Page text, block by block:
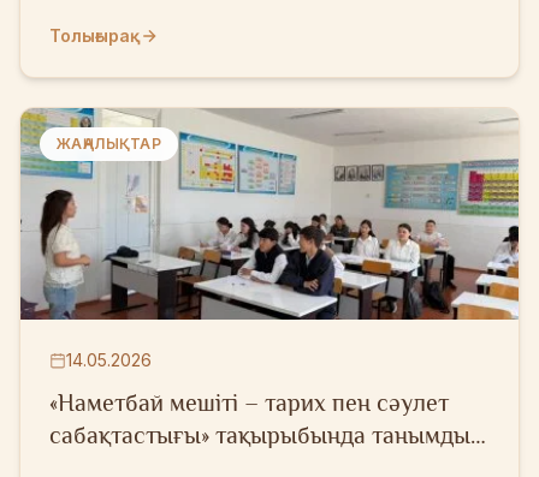
Толығырақ
ЖАҢАЛЫҚТАР
14.05.2026
«Наметбай мешіті – тарих пен сәулет
сабақтастығы» тақырыбында танымдық